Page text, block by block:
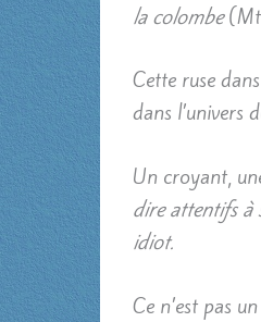
la colombe
Cette ruse
dans l’univers
Un croyant,
dire attentifs à
idiot.
Ce n’est pas